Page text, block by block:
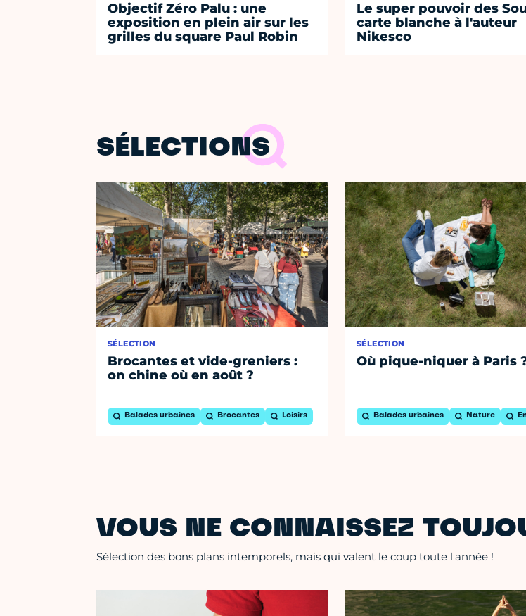
Objectif Zéro Palu : une
exposition en plein air sur les
grilles du square Paul Robin
Le super pouvoir des
carte blanche à l'auteur
Nikesco
SÉLECTIONS
SÉLECTION
Brocantes et vide-greniers :
on chine où en août ?
Balades urbaines Brocantes Loisirs
SÉLECTION
Où pique-niquer à Paris
Balades urbaines Nature
VOUS NE CONNAISSEZ
Sélection des bons plans intemporels, mais qui valent le coup toute l'année !